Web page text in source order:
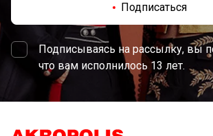
Подписаться
Подписываясь на рассылку, вы
что вам исполнилось 13 лет.